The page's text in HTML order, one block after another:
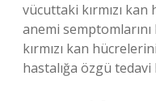
vücuttaki kırmızı
anemi
kırmızı kan
hastalığa özgü tedavi